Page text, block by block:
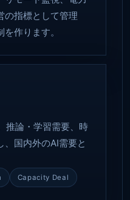
の指標として管理
作ります。
推論・学習需要、時
、国内外のAI需要と
Capacity Deal